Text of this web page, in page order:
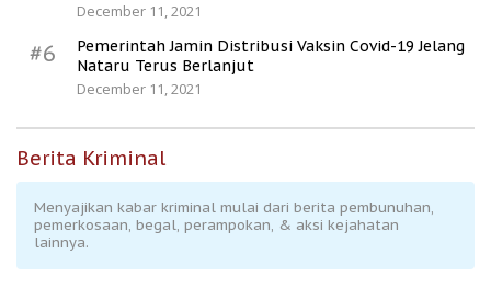
December 11, 2021
#6
Pemerintah Jamin Distribusi Vaksin Covid-19 Jelang
Nataru Terus Berlanjut
December 11, 2021
Berita Kriminal
Menyajikan kabar kriminal mulai dari berita pembunuhan,
pemerkosaan, begal, perampokan, & aksi kejahatan
lainnya.